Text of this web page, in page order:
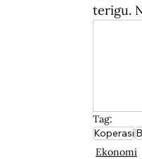
terigu.
Tag:
Koperasi
Ekonomi